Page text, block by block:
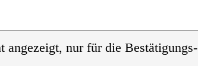
angezeigt, nur für die Bestätigungs-